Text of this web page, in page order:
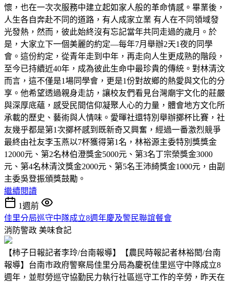
懷，也在一次次服務中建立起如家人般的革命情感。畢業後，
人生各自奔赴不同的道路，有人成家立業 有人在不同領域發
光發熱，然而，彼此始終沒有忘記當年共同走過的歲月。於
是，大家立下一個美麗的約定—每年7月舉辦2天1夜的同學
會。這份約定，從青年走到中年，再走向人生更成熟的階段，
至今已持續近40年，成為彼此生命中最珍貴的傳統。對林清汶
而言，這不僅是1場同學會，更是1份對故鄉的熱愛與文化的分
享。他希望透過親身走訪，讓校友們看見台灣廟宇文化的莊嚴
與深厚底蘊，感受民間信仰凝聚人心的力量，體會地方文化所
承載的歷史、藝術與人情味。愛暉社還特別舉辦擲杯比賽，社
友幾乎都是第1次擲杯感到既新奇又興奮，經過一番激烈競爭
最終由社友李玉燕以7杯獲得第1名，林裕源主委特別獎獎金
12000元、第2名林伯澄獎金5000元、第3名丁宗榮獎金3000
元、第4名林清汶獎金2000元、第5名王沛綺獎金1000元，由副
主委吳登振頒獎鼓勵。
繼續閱讀
1週前
佳里分局巡守中隊成立8週年慶及警民聯誼餐會
消防警政 美味食記
【柿子日報記者李玲/台南報導】【農民時報記者林裕閎/台南
報導】台南市政府警察局佳里分局為慶祝佳里巡守中隊成立8
週年，並慰勞巡守協勤民力執行社區巡守工作的辛勞，昨天在